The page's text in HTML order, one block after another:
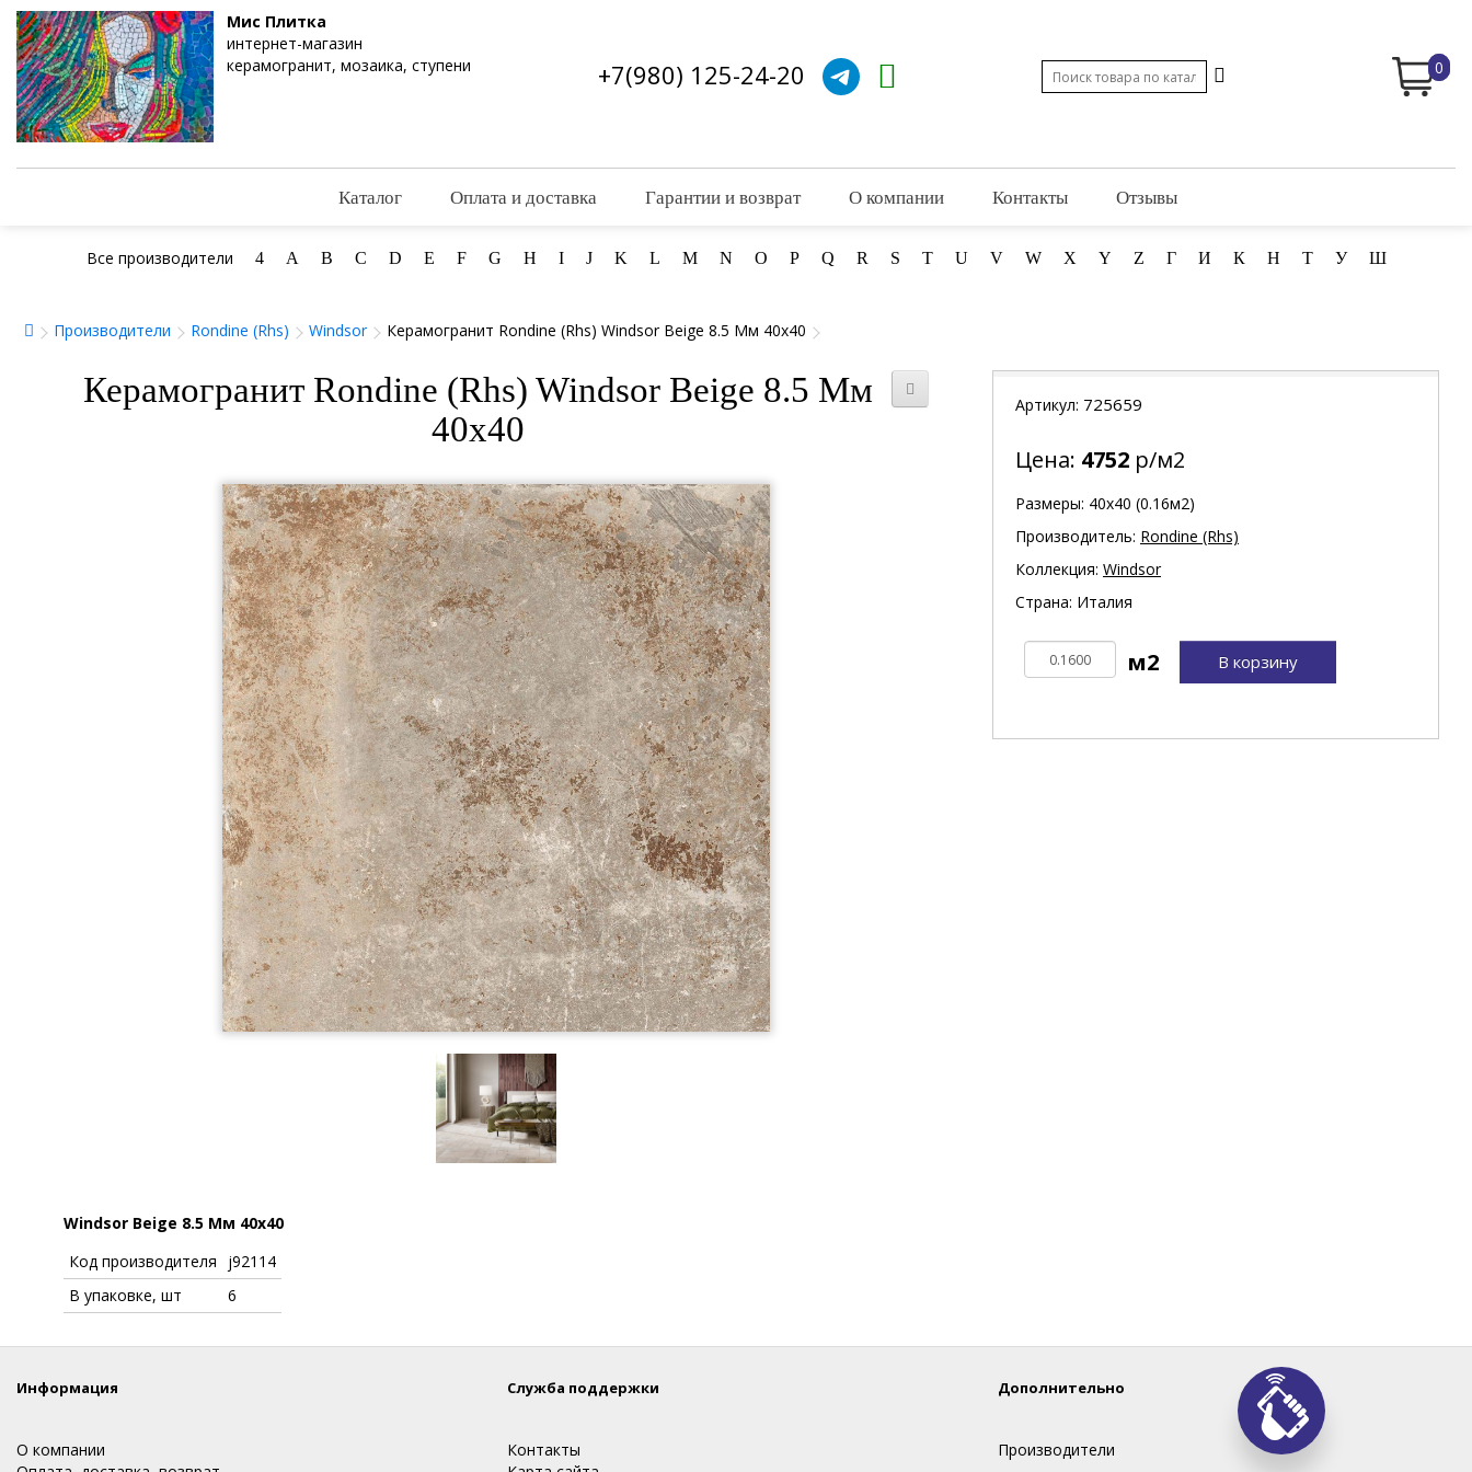
Мис Плитка
интернет-магазин
керамогранит, мозаика, ступени
+7(980) 125-24-20 0
Каталог Оплата и доставка Гарантии и возврат О компании Контакты Отзывы
Все производители 4 A B C D E F G H I J K L M N O P Q R S T U V W X Y Z Г И К Н Т У Ш
Производители Rondine (Rhs) Windsor Керамогранит Rondine (Rhs) Windsor Beige 8.5 Мм 40х40
Керамогранит Rondine (Rhs) Windsor Beige 8.5 Мм
40х40
Windsor Beige 8.5 Мм 40х40
Код производителя
j92114
В упаковке, шт
6
Артикул: 725659
Цена: 4752 р/м2
Размеры: 40х40 (0.16м2)
Производитель: Rondine (Rhs)
Коллекция: Windsor
Страна: Италия
В корзину
Информация
О компании
Служба поддержки
Контакты
Дополнительно
Производители